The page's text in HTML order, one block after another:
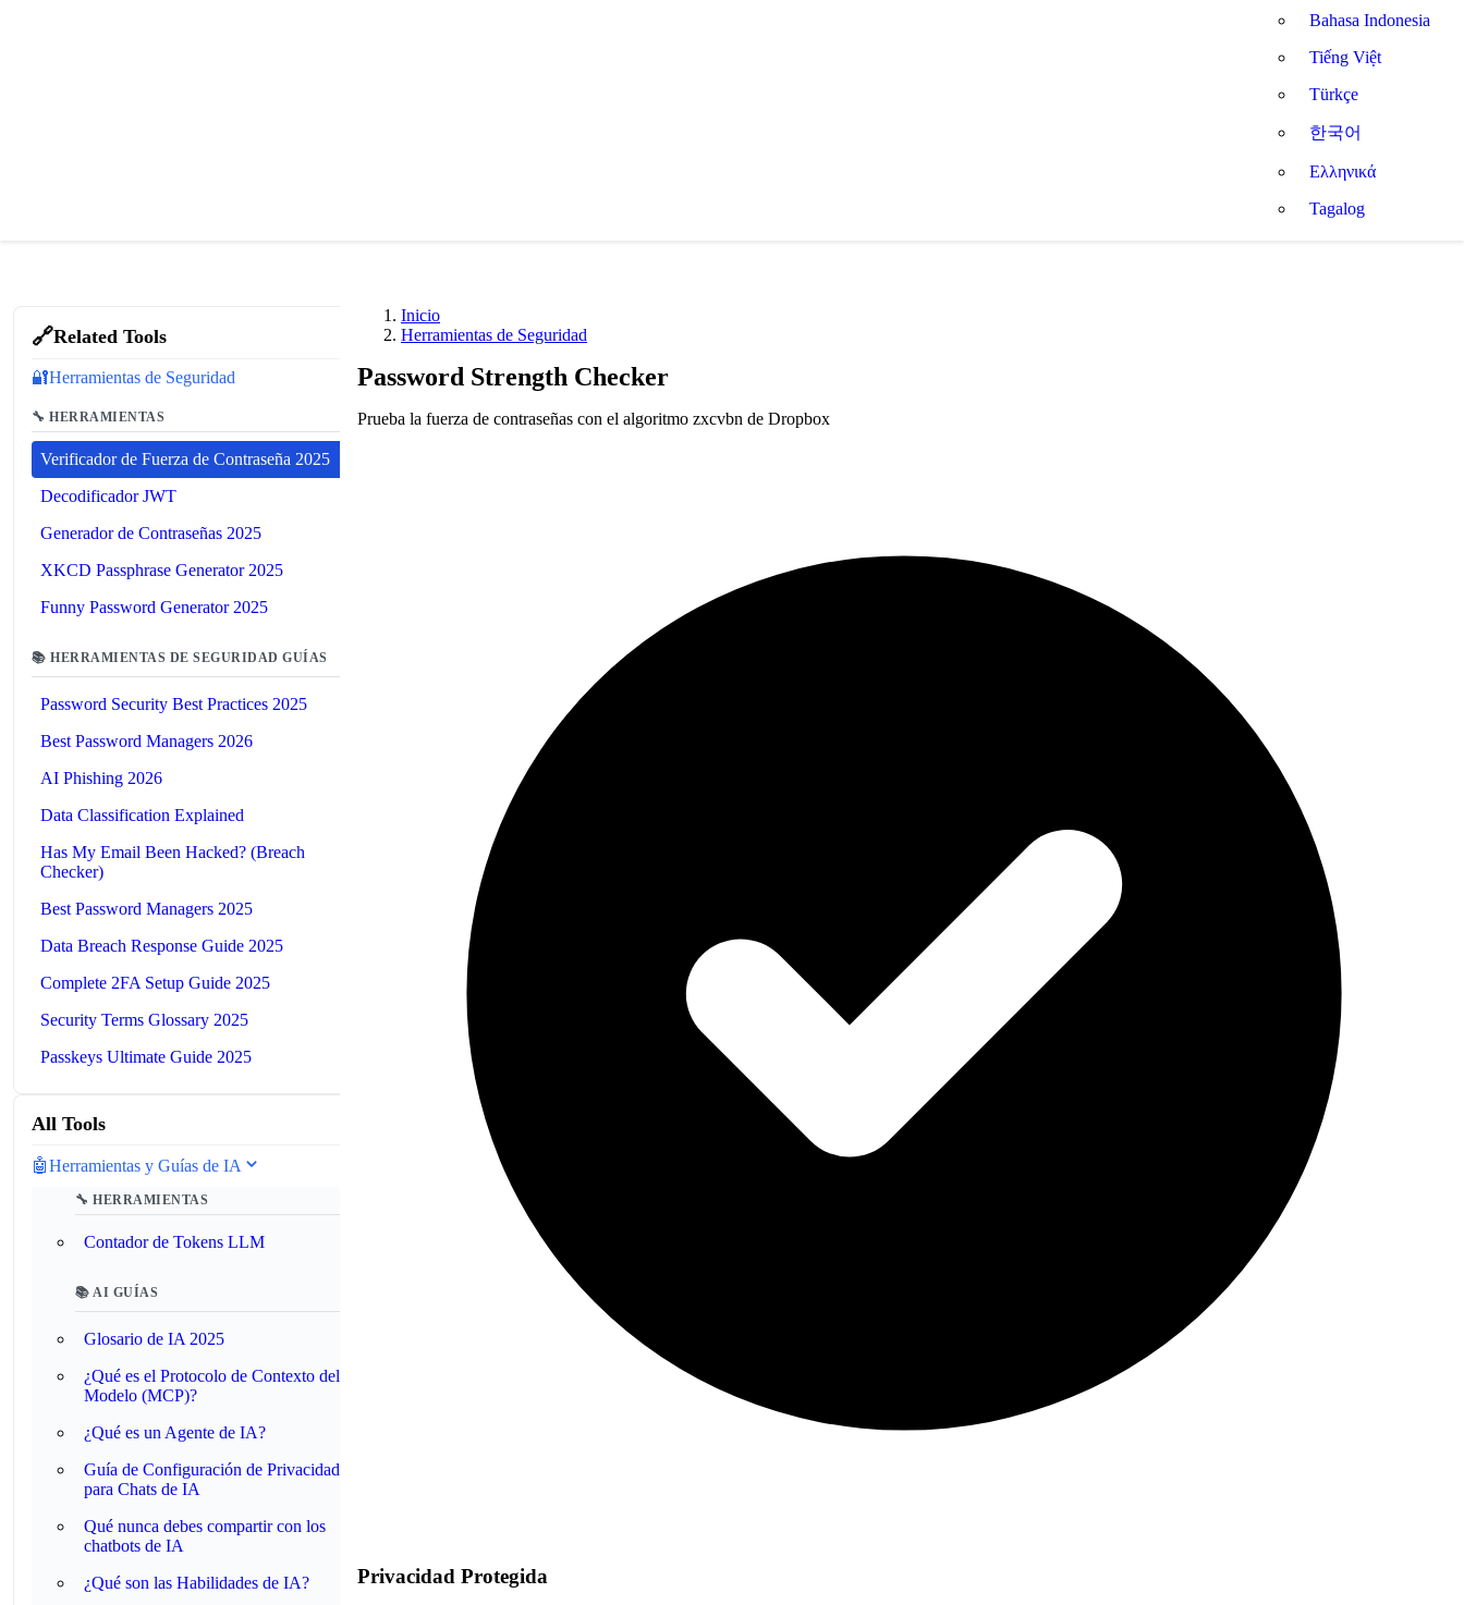
Bahasa Indonesia
Tiếng Việt
Türkçe
한국어
Ελληνικά
Tagalog
🔗Related Tools
🔐Herramientas de Seguridad
🔧 HERRAMIENTAS
Verificador de Fuerza de Contraseña 2025
Decodificador JWT
Generador de Contraseñas 2025
XKCD Passphrase Generator 2025
Funny Password Generator 2025
📚 HERRAMIENTAS DE SEGURIDAD GUÍAS
Password Security Best Practices 2025
Best Password Managers 2026
AI Phishing 2026
Data Classification Explained
Has My Email Been Hacked? (Breach
Checker)
Best Password Managers 2025
Data Breach Response Guide 2025
Complete 2FA Setup Guide 2025
Security Terms Glossary 2025
Passkeys Ultimate Guide 2025
All Tools
🤖Herramientas y Guías de IA
🔧 HERRAMIENTAS
Contador de Tokens LLM
📚 AI GUÍAS
Glosario de IA 2025
¿Qué es el Protocolo de Contexto del
Modelo (MCP)?
¿Qué es un Agente de IA?
Guía de Configuración de Privacidad
para Chats de IA
Qué nunca debes compartir con los
chatbots de IA
¿Qué son las Habilidades de IA?
Inicio
Herramientas de Seguridad
Password Strength Checker
Prueba la fuerza de contraseñas con el algoritmo zxcvbn de Dropbox
Privacidad Protegida